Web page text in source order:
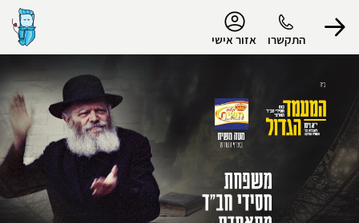
התקשרו אזור אישי
הפרופיל שלי
התנתק